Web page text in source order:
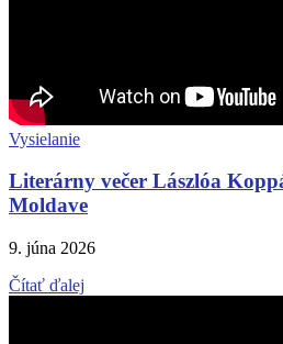
Vysielanie
Literárny večer Lászlóa
Moldave
9. júna 2026
Čítať ďalej